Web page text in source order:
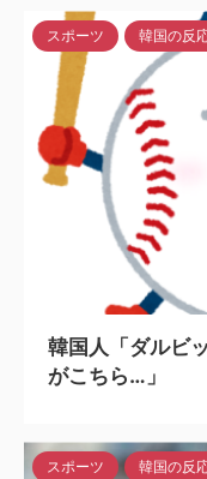
スポーツ 韓国の反
韓国人「ダルビ
がこちら…」
スポーツ 韓国の反